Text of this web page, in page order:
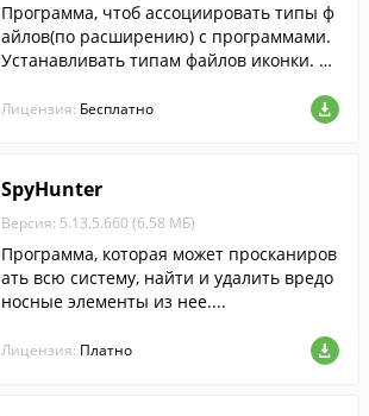
Программа, чтоб ассоциировать типы ф
айлов(по расширению) с программами.
Устанавливать типам файлов иконки. Ас
Лицензия: Бесплатно
SpyHunter
Версия: 5.13.5.660 (6.58 МБ)
Программа, которая может просканиров
ать всю систему, найти и удалить вредо
носные элементы из нее....
Лицензия: Платно